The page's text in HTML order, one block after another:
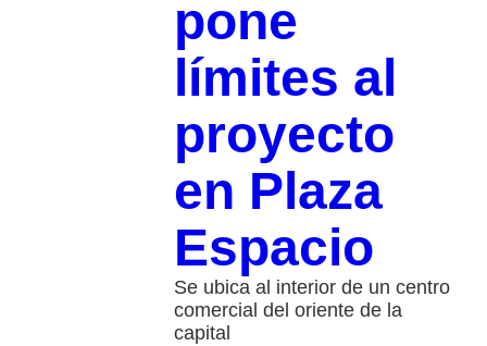
pone
límites al
proyecto
en Plaza
Espacio
Se ubica al interior de un centro
comercial del oriente de la
capital